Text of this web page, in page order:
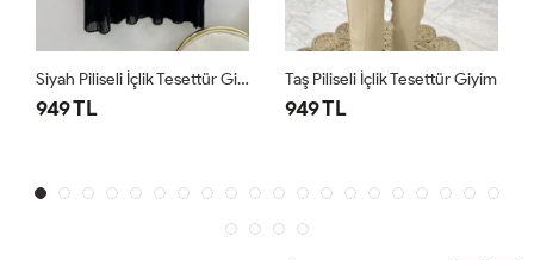
Siyah Piliseli İçlik Tesettür Giyim
949 TL
Taş Piliseli İçlik Tesettür Giyim
949 TL